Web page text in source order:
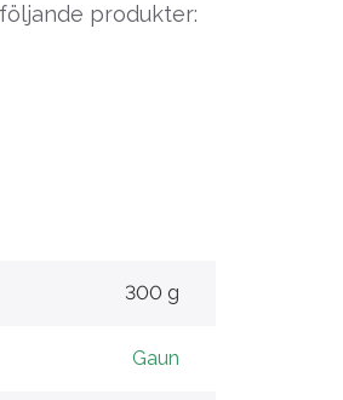
produkter:
300 g
Gaun